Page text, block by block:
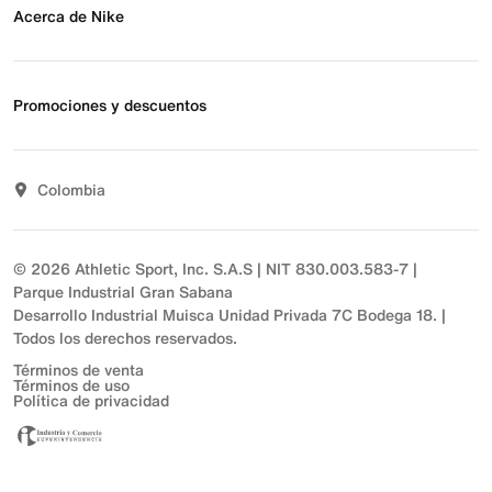
Preguntas frecuentes
Devoluciones
Comunicate con nosotros
Acerca de Nike
Noticias
Sostenibilidad
Promociones y descuentos
T&C actividades comerciales
Colombia
© 2026 Athletic Sport, Inc. S.A.S | NIT 830.003.583-7 |
Parque Industrial Gran Sabana
Desarrollo Industrial Muisca Unidad Privada 7C Bodega 18. |
Todos los derechos reservados.
Términos de venta
Términos de uso
Política de privacidad